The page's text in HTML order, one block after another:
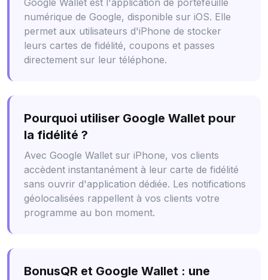
Google Wallet est l'application de portefeuille
numérique de Google, disponible sur iOS. Elle
permet aux utilisateurs d'iPhone de stocker
leurs cartes de fidélité, coupons et passes
directement sur leur téléphone.
Pourquoi utiliser Google Wallet pour
la fidélité ?
Avec Google Wallet sur iPhone, vos clients
accèdent instantanément à leur carte de fidélité
sans ouvrir d'application dédiée. Les notifications
géolocalisées rappellent à vos clients votre
programme au bon moment.
BonusQR et Google Wallet : une